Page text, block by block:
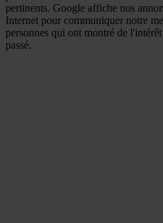
pertinents. Google affiche nos
Internet pour communiquer notre
personnes qui ont montré de
passé.